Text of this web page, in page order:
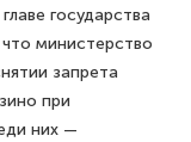
государства
министерство
запрета
при
них —